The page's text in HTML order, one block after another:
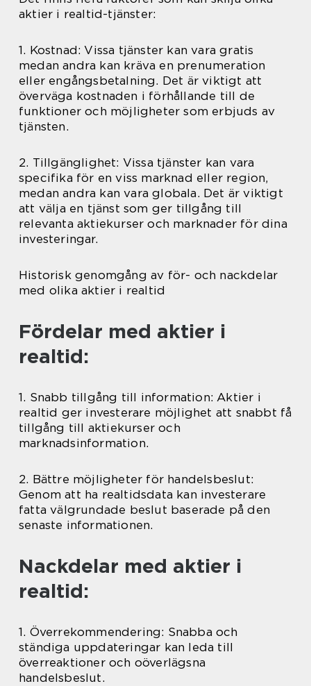
aktier i realtid-tjänster:
1. Kostnad: Vissa tjänster kan vara gratis
medan andra kan kräva en prenumeration
eller engångsbetalning. Det är viktigt att
överväga kostnaden i förhållande till de
funktioner och möjligheter som erbjuds av
tjänsten.
2. Tillgänglighet: Vissa tjänster kan vara
specifika för en viss marknad eller region,
medan andra kan vara globala. Det är viktigt
att välja en tjänst som ger tillgång till
relevanta aktiekurser och marknader för dina
investeringar.
Historisk genomgång av för- och nackdelar
med olika aktier i realtid
Fördelar med aktier i
realtid:
1. Snabb tillgång till information: Aktier i
realtid ger investerare möjlighet att snabbt få
tillgång till aktiekurser och
marknadsinformation.
2. Bättre möjligheter för handelsbeslut:
Genom att ha realtidsdata kan investerare
fatta välgrundade beslut baserade på den
senaste informationen.
Nackdelar med aktier i
realtid:
1. Överrekommendering: Snabba och
ständiga uppdateringar kan leda till
överreaktioner och oöverlägsna
handelsbeslut.